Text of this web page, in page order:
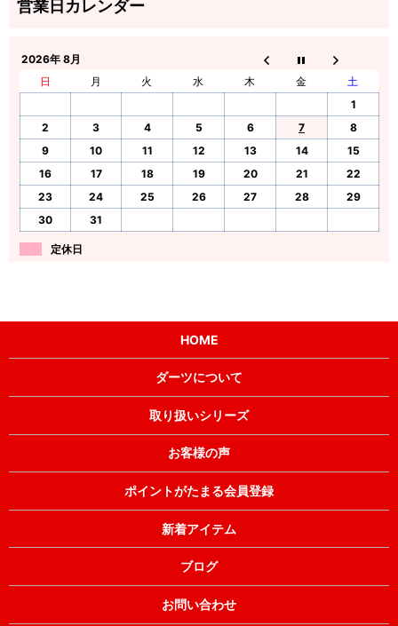
2026年 8月
日
月 火 水 木 金
土
1
2
3 4 5 6 7
8
9
10 11 12 13 14
15
16
17 18 19 20 21
22
23
24 25 26 27 28
29
30
31
定休日
HOME
ダーツについて
取り扱いシリーズ
お客様の声
ポイントがたまる会員登録
新着アイテム
ブログ
お問い合わせ